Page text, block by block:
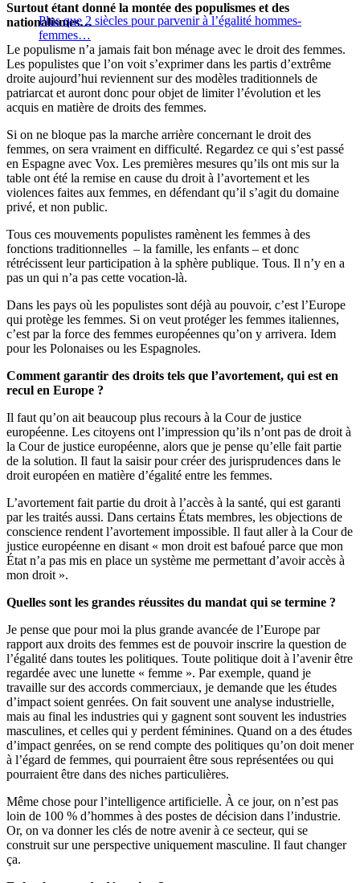
Plus que 2 siècles pour parvenir à l’égalité hommes-
femmes…
Surtout étant donné la montée des populismes et des
nationalismes…
Le populisme n’a jamais fait bon ménage avec le droit des femmes.
Les populistes que l’on voit s’exprimer dans les partis d’extrême
droite aujourd’hui reviennent sur des modèles traditionnels de
patriarcat et auront donc pour objet de limiter l’évolution et les
acquis en matière de droits des femmes.
Si on ne bloque pas la marche arrière concernant le droit des
femmes, on sera vraiment en difficulté. Regardez ce qui s’est passé
en Espagne avec Vox. Les premières mesures qu’ils ont mis sur la
table ont été la remise en cause du droit à l’avortement et les
violences faites aux femmes, en défendant qu’il s’agit du domaine
privé, et non public.
Tous ces mouvements populistes ramènent les femmes à des
fonctions traditionnelles – la famille, les enfants – et donc
rétrécissent leur participation à la sphère publique. Tous. Il n’y en a
pas un qui n’a pas cette vocation-là.
Dans les pays où les populistes sont déjà au pouvoir, c’est l’Europe
qui protège les femmes. Si on veut protéger les femmes italiennes,
c’est par la force des femmes européennes qu’on y arrivera. Idem
pour les Polonaises ou les Espagnoles.
Comment garantir des droits tels que l’avortement, qui est en
recul en Europe ?
Il faut qu’on ait beaucoup plus recours à la Cour de justice
européenne. Les citoyens ont l’impression qu’ils n’ont pas de droit à
la Cour de justice européenne, alors que je pense qu’elle fait partie
de la solution. Il faut la saisir pour créer des jurisprudences dans le
droit européen en matière d’égalité entre les femmes.
L’avortement fait partie du droit à l’accès à la santé, qui est garanti
par les traités aussi. Dans certains États membres, les objections de
conscience rendent l’avortement impossible. Il faut aller à la Cour de
justice européenne en disant « mon droit est bafoué parce que mon
État n’a pas mis en place un système me permettant d’avoir accès à
mon droit ».
Quelles sont les grandes réussites du mandat qui se termine ?
Je pense que pour moi la plus grande avancée de l’Europe par
rapport aux droits des femmes est de pouvoir inscrire la question de
l’égalité dans toutes les politiques. Toute politique doit à l’avenir être
regardée avec une lunette « femme ». Par exemple, quand je
travaille sur des accords commerciaux, je demande que les études
d’impact soient genrées. On fait souvent une analyse industrielle,
mais au final les industries qui y gagnent sont souvent les industries
masculines, et celles qui y perdent féminines. Quand on a des études
d’impact genrées, on se rend compte des politiques qu’on doit mener
à l’égard de femmes, qui pourraient être sous représentées ou qui
pourraient être dans des niches particulières.
Même chose pour l’intelligence artificielle. À ce jour, on n’est pas
loin de 100 % d’hommes à des postes de décision dans l’industrie.
Or, on va donner les clés de notre avenir à ce secteur, qui se
construit sur une perspective uniquement masculine. Il faut changer
ça.